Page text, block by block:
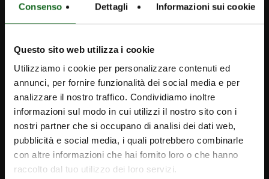
Consenso Dettagli Informazioni sui cookie
Questo sito web utilizza i cookie
Utilizziamo i cookie per personalizzare contenuti ed
annunci, per fornire funzionalità dei social media e per
analizzare il nostro traffico. Condividiamo inoltre
informazioni sul modo in cui utilizzi il nostro sito con i
nostri partner che si occupano di analisi dei dati web,
pubblicità e social media, i quali potrebbero combinarle
con altre informazioni che hai fornito loro o che hanno
raccolto dal tuo utilizzo dei loro servizi.
iPump